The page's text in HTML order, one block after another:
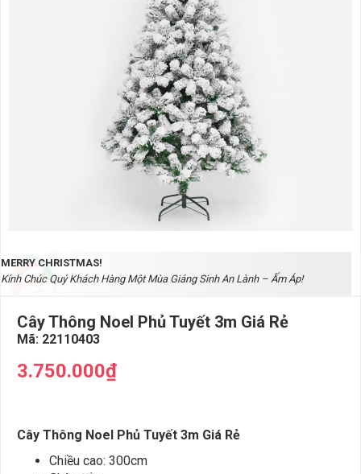
MERRY CHRISTMAS!
Kính Chúc Quý Khách Hàng Một Mùa Giáng Sinh An Lành – Ấm Áp!
Cây Thông Noel Phủ Tuyết 3m Giá Rẻ
Mã: 22110403
3.750.000₫
Cây Thông Noel Phủ Tuyết 3m Giá Rẻ
Chiều cao: 300cm